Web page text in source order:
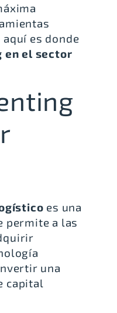
es donde
en el sector
es una
permite a las
una
capital